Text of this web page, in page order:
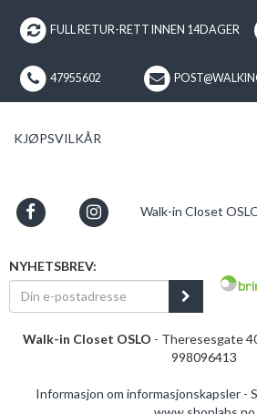
FULL RETUR-RETT INNEN 14DAGER
47955602
KJØPSVILKÅR
Walk-in Closet
NYHETSBREV:
Walk-in Closet OSLO - Theresesgate
998096413
Informasjon om informasjonskapsler -